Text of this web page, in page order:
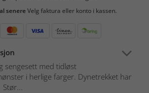
senereVelg faktura eller konto i kassen.
sengesett med tidløst
i herlige farger. Dynetrekket har